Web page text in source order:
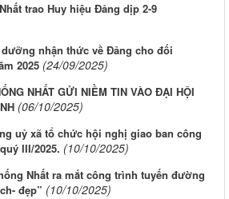
trao Huy hiệu Đảng dịp 2-9
nhận thức về Đảng cho đối
2025 (24/09/2025)
NHẤT GỬI NIỀM TIN VÀO ĐẠI HỘI
(06/10/2025)
uỷ xã tổ chức hội nghị giao ban công
III/2025. (10/10/2025)
Nhất ra mắt công trình tuyến đường
đẹp” (10/10/2025)